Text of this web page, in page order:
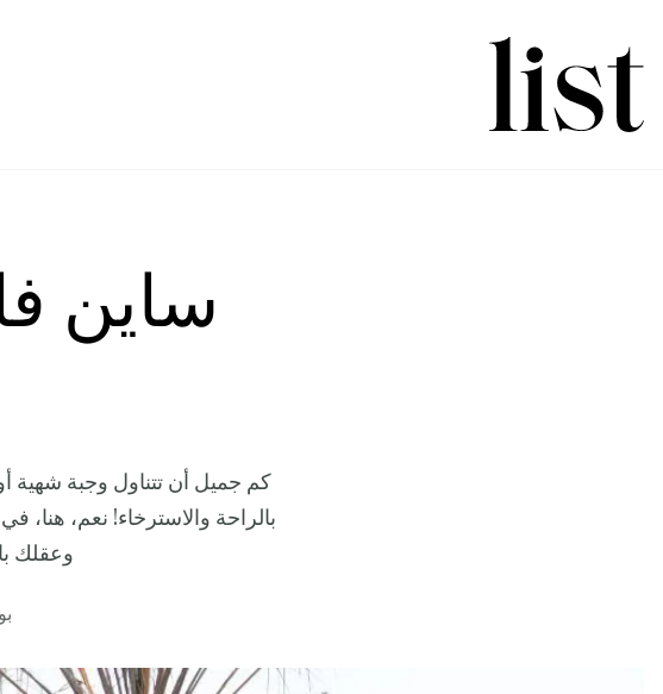
ساين
كم جميل أن تتناول وجبة
بالراحة والاسترخاء! نعم، هنا،
وعقلك